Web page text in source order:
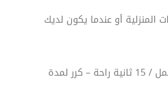
المنزلية أو عندما يكون لديك
⏱ 30 ثانية عمل / 15 ثانية راحة – كرر لمدة